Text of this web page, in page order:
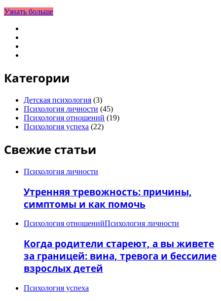
Узнать больше
Категории
Детская психология (3)
Психология личности (45)
Психология отношений (19)
Психология успеха (22)
Свежие статьи
Психология личности
Утренняя тревожность: причины,
симптомы и как помочь
Психология отношенийПсихология личности
Когда родители стареют, а вы живете
за границей: вина, тревога и бессилие
взрослых детей
Психология успеха